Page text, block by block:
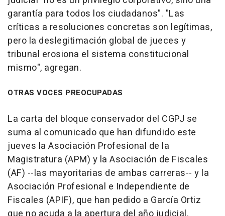
garantía para todos los ciudadanos". "Las
críticas a resoluciones concretas son legítimas,
pero la deslegitimación global de jueces y
tribunal erosiona el sistema constitucional
mismo", agregan.
OTRAS VOCES PREOCUPADAS
La carta del bloque conservador del CGPJ se
suma al comunicado que han difundido este
jueves la Asociación Profesional de la
Magistratura (APM) y la Asociación de Fiscales
(AF) --las mayoritarias de ambas carreras-- y la
Asociación Profesional e Independiente de
Fiscales (APIF), que han pedido a García Ortiz